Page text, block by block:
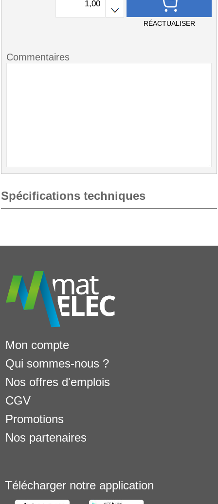
RÉACTUALISER
Commentaires
Spécifications techniques
Mon compte
Qui sommes-nous ?
Nos offres d'emplois
CGV
Promotions
Nos partenaires
Télécharger notre application